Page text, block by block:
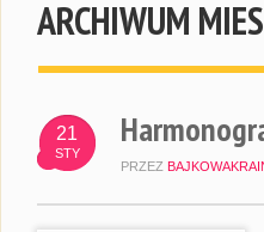
ARCHIWUM
21
STY
PRZEZ